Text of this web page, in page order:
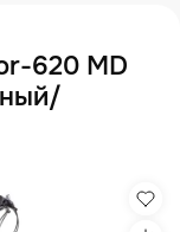
620 MD